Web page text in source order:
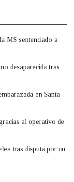
MS sentenciado a
desaparecida tras
en Santa
al operativo de
tras disputa por un